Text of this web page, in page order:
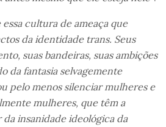
cultura de ameaça que
da identidade trans. Seus
suas bandeiras, suas ambições
da fantasia selvagemente
pelo menos silenciar mulheres e
mulheres, que têm a
da insanidade ideológica da